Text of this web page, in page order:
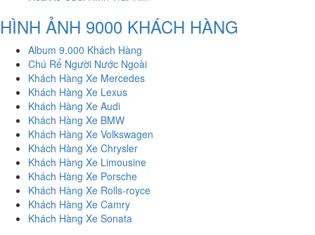
HÌNH ẢNH 9000 KHÁCH HÀNG
Album 9.000 Khách Hàng
Chú Rể Người Nước Ngoài
Khách Hàng Xe Mercedes
Khách Hàng Xe Lexus
Khách Hàng Xe Audi
Khách Hàng Xe BMW
Khách Hàng Xe Volkswagen
Khách Hàng Xe Chrysler
Khách Hàng Xe Limousine
Khách Hàng Xe Porsche
Khách Hàng Xe Rolls-royce
Khách Hàng Xe Camry
Khách Hàng Xe Sonata